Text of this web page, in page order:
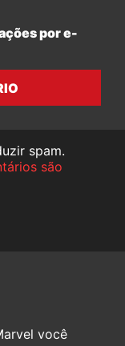
por e-
spam.
são
você